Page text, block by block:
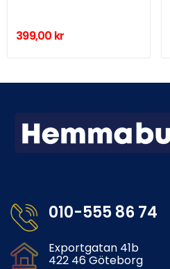
399,00 kr
010-555 86 74
Exportgatan 41b
422 46 Göteborg